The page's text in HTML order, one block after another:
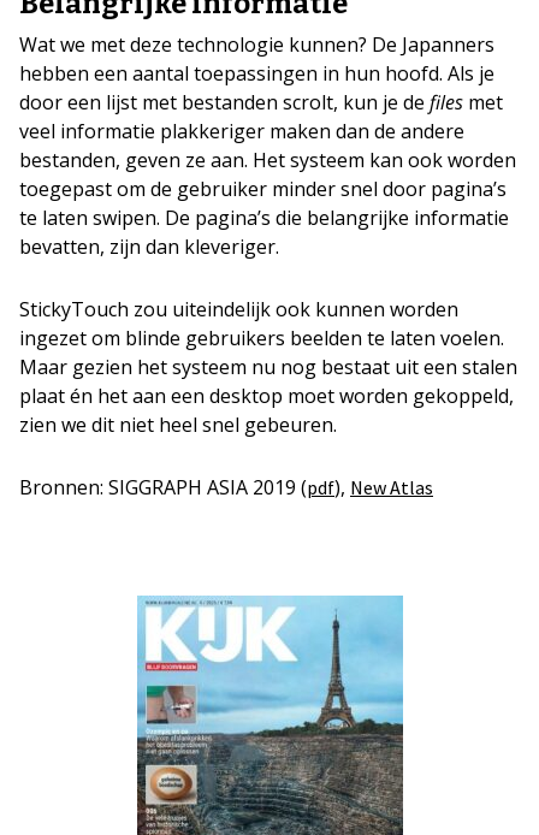
Wat we met deze technologie kunnen? De Japanners
hebben een aantal toepassingen in hun hoofd. Als je
door een lijst met bestanden scrolt, kun je de files met
veel informatie plakkeriger maken dan de andere
bestanden, geven ze aan. Het systeem kan ook worden
toegepast om de gebruiker minder snel door pagina’s
te laten swipen. De pagina’s die belangrijke informatie
bevatten, zijn dan kleveriger.
StickyTouch zou uiteindelijk ook kunnen worden
ingezet om blinde gebruikers beelden te laten voelen.
Maar gezien het systeem nu nog bestaat uit een stalen
plaat én het aan een desktop moet worden gekoppeld,
zien we dit niet heel snel gebeuren.
Bronnen: SIGGRAPH ASIA 2019 (pdf), New Atlas